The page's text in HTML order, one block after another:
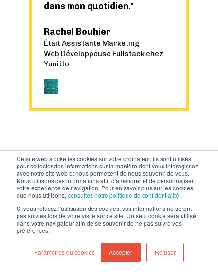
Ce site web stocke les cookies sur votre ordinateur, ils sont utilisés
pour collecter des informations sur la manière dont vous interagissez
avec notre site web et nous permettent de nous souvenir de vous.
Nous utilisons ces informations afin d'améliorer et de personnaliser
votre expérience de navigation. Pour en savoir plus sur les cookies
que nous utilisons, consultez notre politique de confidentialité.
Si vous refusez l'utilisation des cookies, vos informations ne seront
pas suivies lors de votre visite sur ce site. Un seul cookie sera utilisé
dans votre navigateur afin de se souvenir de ne pas suivre vos
préférences.
Paramètres du cookies Accepter Refuser
dans mon quotidien.
Rachel Bouhier
Était Assistante Marketing
Web Développeuse Fullstack chez
Yunitto
LES CAMPUS
ADA TECH SCHOOL